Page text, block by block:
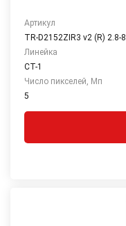
Артикул
TR-D2152ZIR3 v2 (R) 2.8-8
Линейка
СТ-1
Число пикселей, Мп
5